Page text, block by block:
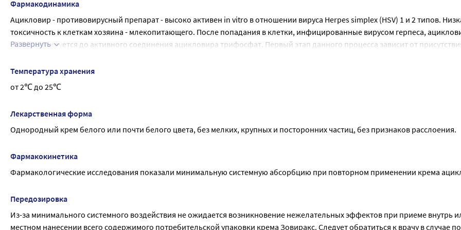
Фармакодинамика
Ацикловир - противовирусный препарат - высоко активен in vitro в отношении вируса Herpes simplex (HSV) 1 и 2 типов.
токсичность к клеткам хозяина - млекопитающего. После попадания в клетки, инфицированные вирусом герпеса,
фосфорилируется до активного соединения ацикловира трифосфат. Первый этап данного процесса зависит от
полимеразы, препятствуя дальнейшему синтезу вирусной ДНК, при этом, не оказывая воздействия на нормальные
Развернуть
Температура хранения
от 2℃ до 25℃
Лекарственная форма
Однородный крем белого или почти белого цвета, без мелких, крупных и посторонних частиц, без признаков расслоения.
Фармакокинетика
Фармакологические исследования показали минимальную системную абсорбцию при повторном применении крема
Передозировка
Из-за минимального системного воздействия не ожидается возникновение нежелательных эффектов при приеме внутрь
местном нанесении всего содержимого потребительской упаковки крема Зовиракс. Следует обратиться к врачу в случае